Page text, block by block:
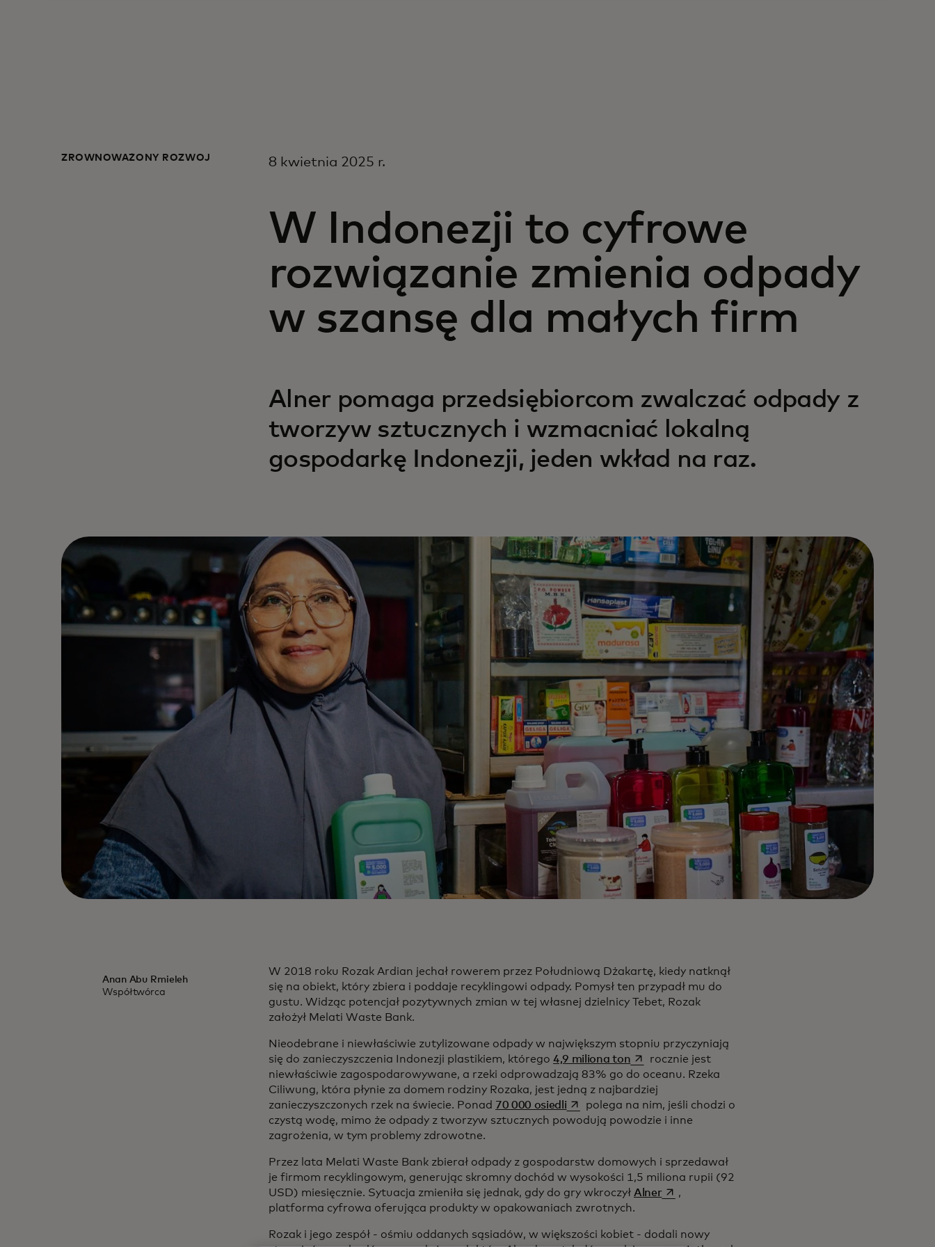
ZRÓWNOWAŻONY ROZWÓJ 8 kwietnia 2025 r.
W Indonezji to cyfrowe
rozwiązanie zmienia odpady
w szansę dla małych firm
Alner pomaga przedsiębiorcom zwalczać odpady z
tworzyw sztucznych i wzmacniać lokalną
gospodarkę Indonezji, jeden wkład na raz.
Anan Abu Rmieleh
Współtwórca
W 2018 roku Rozak Ardian jechał rowerem przez Południową Dżakartę, kiedy natknął
się na obiekt, który zbiera i poddaje recyklingowi odpady. Pomysł ten przypadł mu do
gustu. Widząc potencjał pozytywnych zmian w tej własnej dzielnicy Tebet, Rozak
założył Melati Waste Bank.
Nieodebrane i niewłaściwie zutylizowane odpady w największym stopniu przyczyniają
się do zanieczyszczenia Indonezji plastikiem, którego 4,9 miliona tonopens in a new tab
rocznie jest
niewłaściwie zagospodarowywane, a rzeki odprowadzają 83% go do oceanu. Rzeka
Ciliwung, która płynie za domem rodziny Rozaka, jest jedną z najbardziej
zanieczyszczonych rzek na świecie. Ponad 70 000 osiedliopens in a new tab
polega na nim, jeśli chodzi o
czystą wodę, mimo że odpady z tworzyw sztucznych powodują powodzie i inne
zagrożenia, w tym problemy zdrowotne.
Przez lata Melati Waste Bank zbierał odpady z gospodarstw domowych i sprzedawał
je firmom recyklingowym, generując skromny dochód w wysokości 1,5 miliona rupii (92
USD) miesięcznie. Sytuacja zmieniła się jednak, gdy do gry wkroczył Alneropens in a new tab
,
platforma cyfrowa oferująca produkty w opakowaniach zwrotnych.
Rozak i jego zespół - ośmiu oddanych sąsiadów, w większości kobiet - dodali nowy